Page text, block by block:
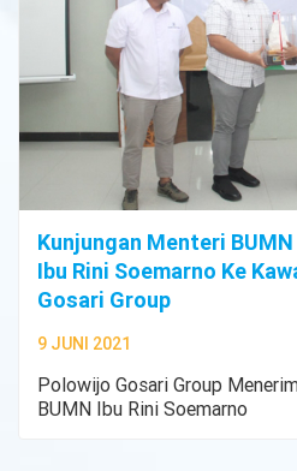
Kunjungan Menteri
Ibu Rini Soemarno Ke
Gosari Group
9 JUNI 2021
Polowijo Gosari Group
BUMN Ibu Rini Soemarno